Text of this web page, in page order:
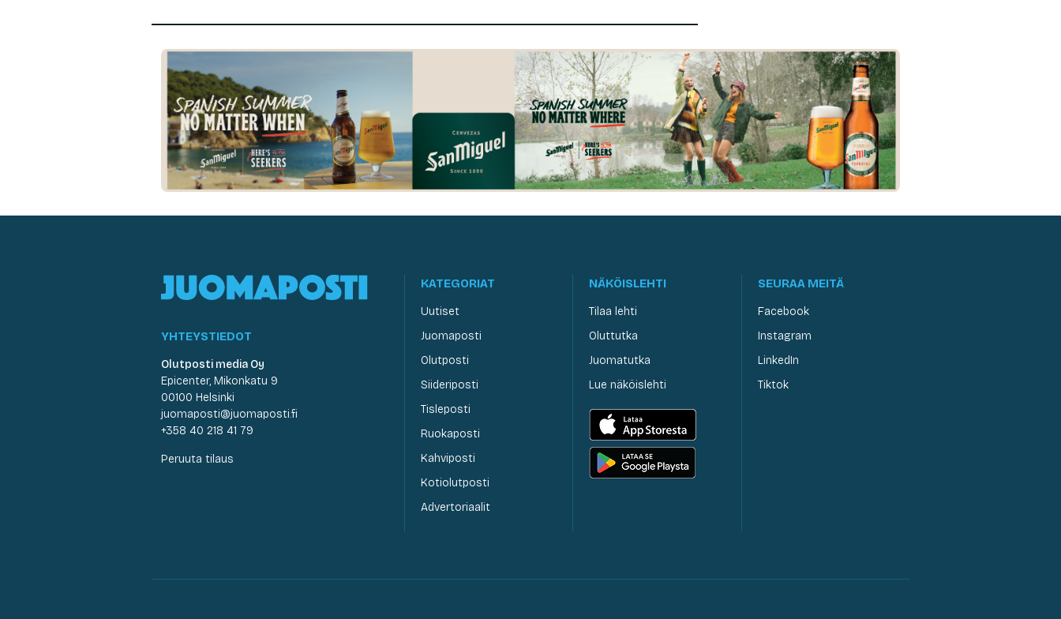
YHTEYSTIEDOT
Olutposti media Oy
Epicenter, Mikonkatu 9
00100 Helsinki
juomaposti@juomaposti.fi
+358 40 218 41 79
Peruuta tilaus
KATEGORIAT
Uutiset
Juomaposti
Olutposti
Siideriposti
Tisleposti
Ruokaposti
Kahviposti
Kotiolutposti
Advertoriaalit
NÄKÖISLEHTI
Tilaa lehti
Oluttutka
Juomatutka
Lue näköislehti
SEURAA MEITÄ
Facebook
Instagram
LinkedIn
Tiktok